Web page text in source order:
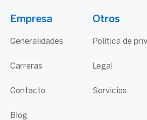
Empresa
Generalidades
Carreras
Contacto
Blog
Otros
Política de
Legal
Servicios